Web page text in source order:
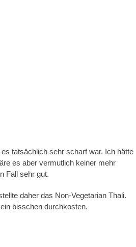
tatsächlich sehr scharf war. Ich hätte
es aber vermutlich keiner mehr
Fall sehr gut.
daher das Non-Vegetarian Thali.
bisschen durchkosten.